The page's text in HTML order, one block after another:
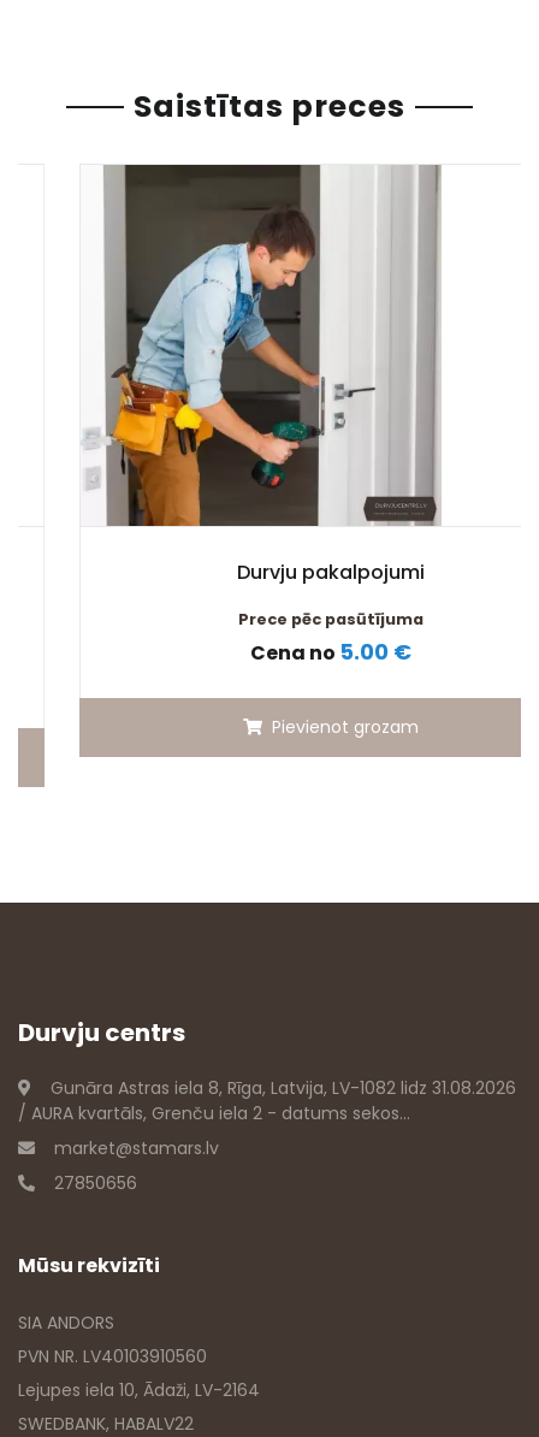
Saistītas preces
Durvju pakalpojumi
Prece pēc pasūtījuma
Cena no5.00 €
Pievienot grozam
Durvju centrs
Gunāra Astras iela 8, Rīga, Latvija, LV-1082 lidz 31.08.2026
/ AURA kvartāls, Grenču iela 2 - datums sekos...
market@stamars.lv
27850656
Mūsu rekvizīti
SIA ANDORS
PVN NR. LV40103910560
Lejupes iela 10, Ādaži, LV-2164
SWEDBANK, HABALV22